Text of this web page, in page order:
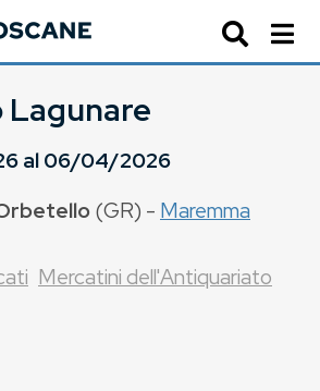
al06/04/2026
(GR) - Maremma
Mercatini dell'Antiquariato